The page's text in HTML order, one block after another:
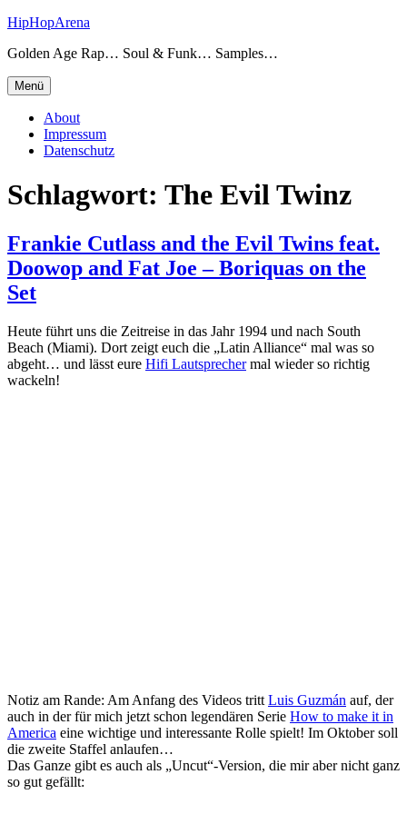
Zum
springen
HipHopArena
Golden Age Rap… Soul & Funk… Samples…
Menü
About
Impressum
Datenschutz
Schlagwort: The Evil Twinz
Frankie Cutlass and the Evil Twins feat.
Doowop and Fat Joe – Boriquas on the
Set
Heute führt uns die Zeitreise in das Jahr 1994 und nach South
Beach (Miami). Dort zeigt euch die „Latin Alliance“ mal was so
abgeht… und lässt eure Hifi Lautsprechermal wieder so richtig
wackeln!
Notiz am Rande: Am Anfang des Videos tritt Luis Guzmán auf, der
auch in der für mich jetzt schon legendären Serie How to make it in
America eine wichtige und interessante Rolle spielt! Im Oktober soll
die zweite Staffel anlaufen…
Das Ganze gibt es auch als „Uncut“-Version, die mir aber nicht ganz
so gut gefällt: